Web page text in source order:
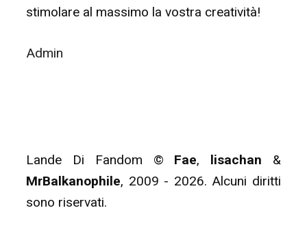
stimolare al massimo la vostra creatività!
Admin
Lande Di Fandom © Fae, lisachan &
MrBalkanophile, 2009 - 2026. Alcuni diritti
sono riservati.